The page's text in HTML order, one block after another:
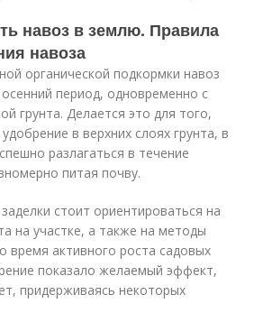
навоз в землю. Правила
навоза
органической подкормки навоз
период, одновременно с
грунта. Делается это для того,
в верхних слоях грунта, в
разлагаться в течение
питая почву.
стоит ориентироваться на
на участке, а также на методы
время активного роста садовых
показало желаемый эффект,
придерживаясь некоторых